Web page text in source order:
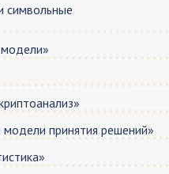
символьные
принятия решений»